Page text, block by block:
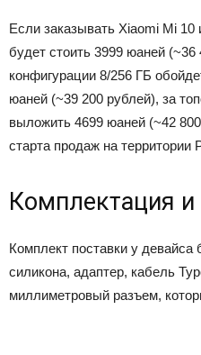
Если заказывать Xiaomi Mi 10
будет стоить 3999 юаней
конфигурации 8/256 ГБ
юаней (~39 200 рублей), за
выложить 4699 юаней (~42
старта продаж на территории
Комплектация
Комплект поставки у
силикона, адаптер, кабель
миллиметровый разъем,